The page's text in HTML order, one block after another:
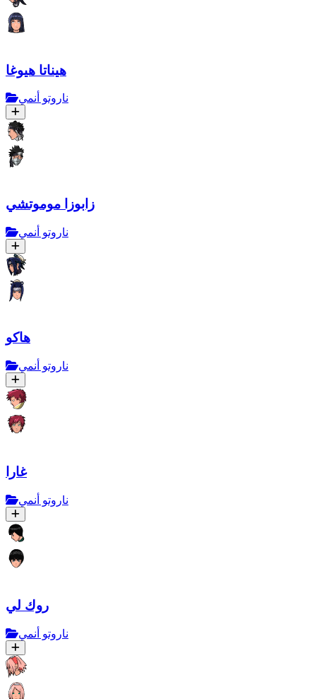
هيناتا هيوغا
ناروتو أنمي
زابوزا موموتشي
ناروتو أنمي
هاكو
ناروتو أنمي
غارا
ناروتو أنمي
روك لي
ناروتو أنمي